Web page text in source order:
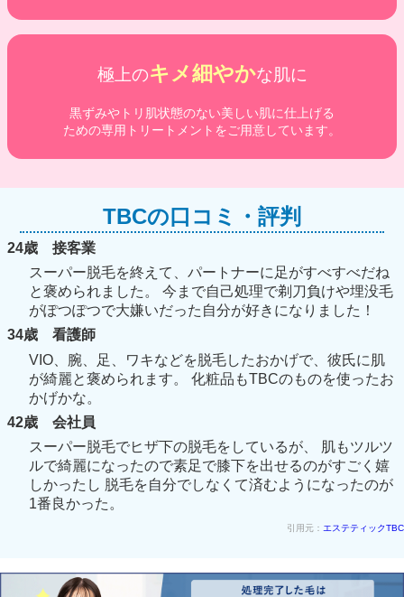
極上のキメ細やかな肌に
黒ずみやトリ肌状態のない美しい肌に仕上げる
ための専用トリートメントをご用意しています。
TBCの口コミ・評判
24歳 接客業
スーパー脱毛を終えて、パートナーに足がすべすべだね
と褒められました。 今まで自己処理で剃刀負けや埋没毛
がぽつぽつで大嫌いだった自分が好きになりました！
34歳 看護師
VIO、腕、足、ワキなどを脱毛したおかげで、彼氏に肌
が綺麗と褒められます。 化粧品もTBCのものを使ったお
かげかな。
42歳 会社員
スーパー脱毛でヒザ下の脱毛をしているが、 肌もツルツ
ルで綺麗になったので素足で膝下を出せるのがすごく嬉
しかったし 脱毛を自分でしなくて済むようになったのが
1番良かった。
引用元： エステティックTBC